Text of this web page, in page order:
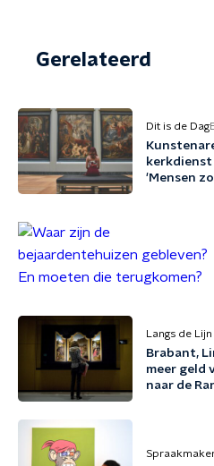
Gerelateerd
Dit is de Dag
'Mensen
Langs de
Brabant,
meer geld
naar de